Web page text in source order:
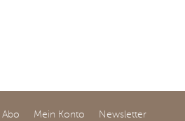
Abo Mein Konto
Newsletter